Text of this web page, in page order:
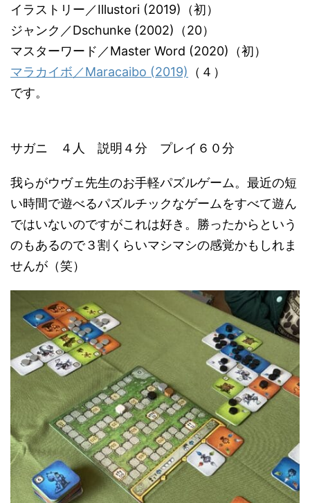
イラストリー／Illustori (2019)（初）
ジャンク／Dschunke (2002)（20）
マスターワード／Master Word (2020)（初）
マラカイボ／Maracaibo (2019) （４）
です。
サガニ ４人 説明４分 プレイ６０分
我らがウヴェ先生のお手軽パズルゲーム。最近の短
い時間で遊べるパズルチックなゲームをすべて遊ん
ではいないのですがこれは好き。勝ったからという
のもあるので３割くらいマシマシの感覚かもしれま
せんが（笑）